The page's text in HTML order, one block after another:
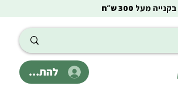
להתחבר
מעל 300 ש״ח